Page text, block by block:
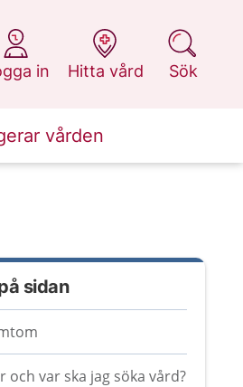
in
1177.se
Hitta vård
på 1177.se
Sök
på 1177.se
vården
sidan
och var ska jag söka vård?